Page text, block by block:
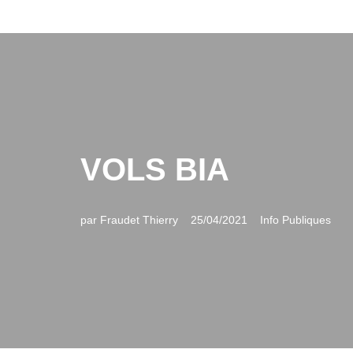
VOLS BIA
par Fraudet Thierry 25/04/2021 Info Publiques